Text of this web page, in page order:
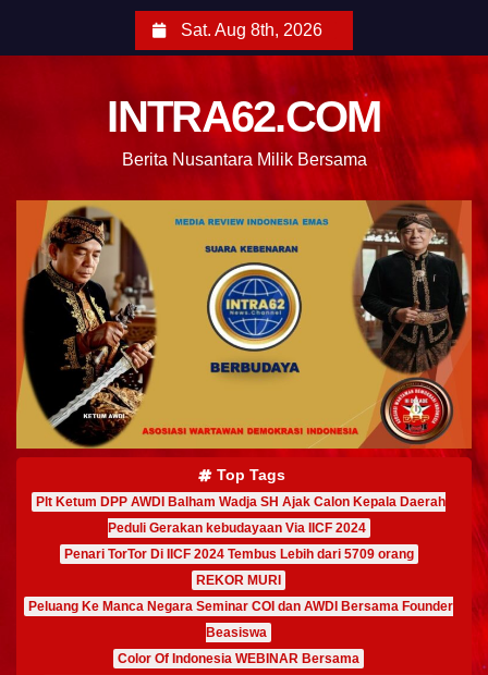
Sat. Aug 8th, 2026
INTRA62.COM
Berita Nusantara Milik Bersama
Top Tags
Plt Ketum DPP AWDI Balham Wadja SH Ajak Calon Kepala Daerah
Peduli Gerakan kebudayaan Via IICF 2024
Penari TorTor Di IICF 2024 Tembus Lebih dari 5709 orang
REKOR MURI
Peluang Ke Manca Negara Seminar COI dan AWDI Bersama Founder
Beasiswa
Color Of Indonesia WEBINAR Bersama